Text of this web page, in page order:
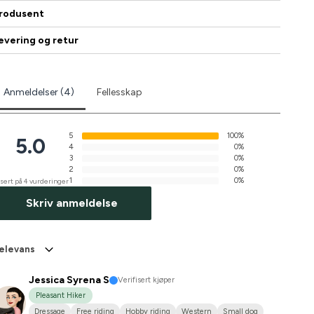
og retur
Anmeldelser (4) Fellesskap
5.0
på 4 vurderinger
5
100%
4
0%
3
0%
2
0%
1
0%
Skriv anmeldelse
Jessica Syrena S
Verifisert kjøper
Pleasant Hiker
Dressage
Free riding Hobby riding Western
Small dog